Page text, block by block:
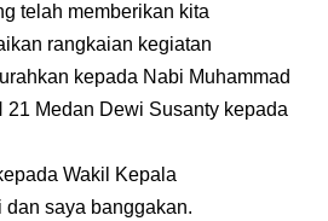
telah memberikan kita
rangkaian kegiatan
kepada Nabi Muhammad
Medan Dewi Susanty kepada
Wakil Kepala
saya banggakan.